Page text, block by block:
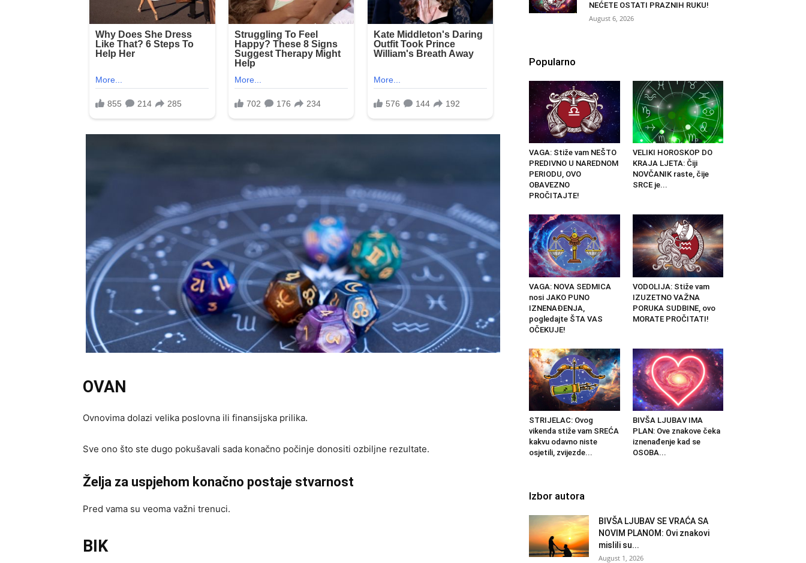
OVAN
Ovnovima dolazi velika poslovna ili finansijska prilika.
Sve ono što ste dugo pokušavali sada konačno počinje donositi ozbiljne rezultate.
Želja za uspjehom konačno postaje stvarnost
Pred vama su veoma važni trenuci.
BIK
NEĆETE OSTATI PRAZNIH RUKU!
August 6, 2026
Popularno
VAGA: Stiže vam NEŠTO
PREDIVNO U NAREDNOM
PERIODU, OVO
OBAVEZNO
PROČITAJTE!
VELIKI HOROSKOP DO
KRAJA LJETA: Čiji
NOVČANIK raste, čije
SRCE je...
VAGA: NOVA SEDMICA
nosi JAKO PUNO
IZNENAĐENJA,
pogledajte ŠTA VAS
OČEKUJE!
VODOLIJA: Stiže vam
IZUZETNO VAŽNA
PORUKA SUDBINE, ovo
MORATE PROČITATI!
STRIJELAC: Ovog
vikenda stiže vam SREĆA
kakvu odavno niste
osjetili, zvijezde...
BIVŠA LJUBAV IMA
PLAN: Ove znakove čeka
iznenađenje kad se
OSOBA...
Izbor autora
BIVŠA LJUBAV SE VRAĆA SA
NOVIM PLANOM: Ovi znakovi
mislili su...
August 1, 2026